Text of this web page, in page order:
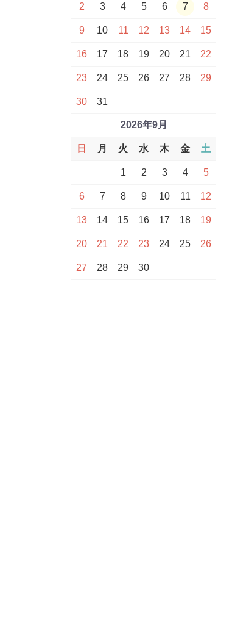
2 3 4 5 6 7 8
9 10 11 12 13 14 15
16 17 18 19 20 21 22
23 24 25 26 27 28 29
30 31
2026年9月
日 月 火 水 木 金 土
1 2 3 4 5
6 7 8 9 10 11 12
13 14 15 16 17 18 19
20 21 22 23 24 25 26
27 28 29 30